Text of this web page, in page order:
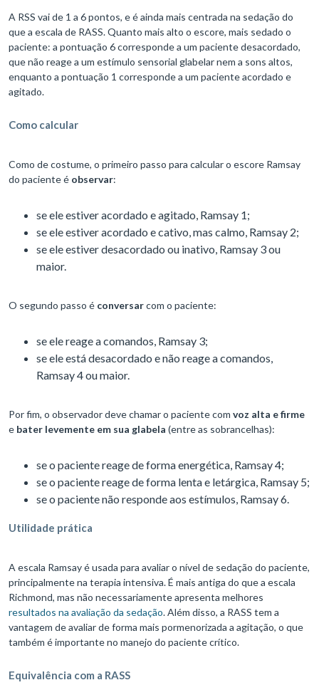
A RSS vai de 1 a 6 pontos, e é ainda mais centrada na sedação do
que a escala de RASS. Quanto mais alto o escore, mais sedado o
paciente: a pontuação 6 corresponde a um paciente desacordado,
que não reage a um estímulo sensorial glabelar nem a sons altos,
enquanto a pontuação 1 corresponde a um paciente acordado e
agitado.
Como calcular
Como de costume, o primeiro passo para calcular o escore Ramsay
do paciente é observar:
se ele estiver acordado e agitado, Ramsay 1;
se ele estiver acordado e cativo, mas calmo, Ramsay 2;
se ele estiver desacordado ou inativo, Ramsay 3 ou
maior.
O segundo passo é conversarcom o paciente:
se ele reage a comandos, Ramsay 3;
se ele está desacordado e não reage a comandos,
Ramsay 4 ou maior.
Por fim, o observador deve chamar o paciente com voz alta e firme
e bater levemente em sua glabela (entre as sobrancelhas):
se o paciente reage de forma energética, Ramsay 4;
se o paciente reage de forma lenta e letárgica, Ramsay 5;
se o paciente não responde aos estímulos, Ramsay 6.
Utilidade prática
A escala Ramsay é usada para avaliar o nível de sedação do paciente,
principalmente na terapia intensiva. É mais antiga do que a escala
Richmond, mas não necessariamente apresenta melhores
resultados na avaliação da sedação. Além disso, a RASS tem a
vantagem de avaliar de forma mais pormenorizada a agitação, o que
também é importante no manejo do paciente crítico.
Equivalência com a RASS